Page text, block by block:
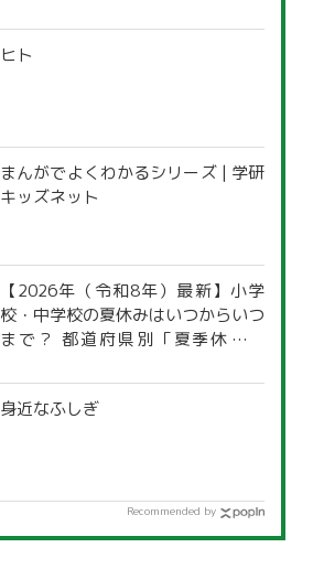
ヒト
まんがでよくわかるシリーズ | 学研
キッズネット
【2026年（令和8年）最新】小学
校・中学校の夏休みはいつからいつ
まで？ 都道府県別「夏季休暇一
身近なふしぎ
Recommended by